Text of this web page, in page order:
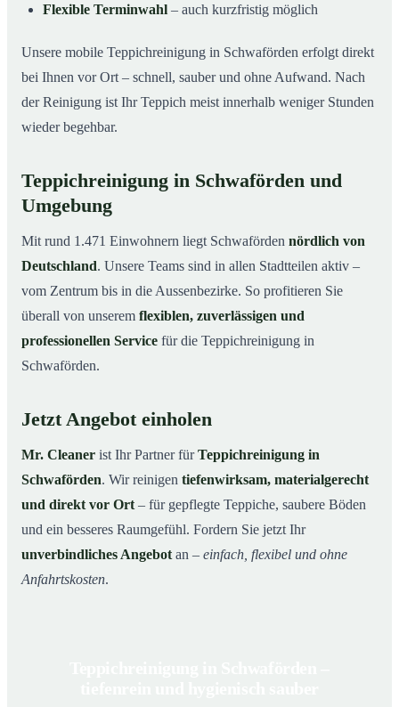
Flexible Terminwahl – auch kurzfristig möglich
Unsere mobile Teppichreinigung in Schwaförden erfolgt direkt
bei Ihnen vor Ort – schnell, sauber und ohne Aufwand. Nach
der Reinigung ist Ihr Teppich meist innerhalb weniger Stunden
wieder begehbar.
Teppichreinigung in Schwaförden und
Umgebung
Mit rund 1.471 Einwohnern liegt Schwaförden nördlich von
Deutschland. Unsere Teams sind in allen Stadtteilen aktiv –
vom Zentrum bis in die Aussenbezirke. So profitieren Sie
überall von unserem flexiblen, zuverlässigen und
professionellen Service für die Teppichreinigung in
Schwaförden.
Jetzt Angebot einholen
Mr. Cleaner ist Ihr Partner fürTeppichreinigung in
Schwaförden. Wir reinigen tiefenwirksam, materialgerecht
und direkt vor Ort – für gepflegte Teppiche, saubere Böden
und ein besseres Raumgefühl. Fordern Sie jetzt Ihr
unverbindliches Angebot an – einfach, flexibel und ohne
Anfahrtskosten.